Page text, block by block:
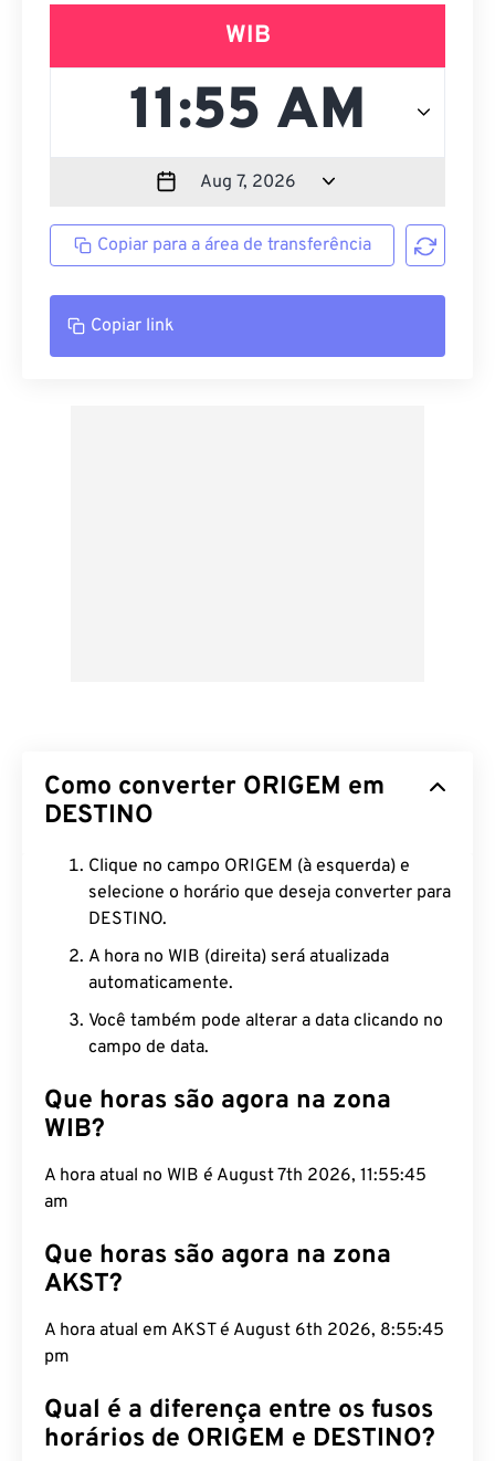
WIB
Copiar para a área de transferência
Copiar link
Como converter ORIGEM em
DESTINO
Clique no campo ORIGEM (à esquerda) e
selecione o horário que deseja converter para
DESTINO.
A hora no WIB (direita) será atualizada
automaticamente.
Você também pode alterar a data clicando no
campo de data.
Que horas são agora na zona
WIB?
A hora atual no WIB é August 7th 2026, 11:55:46
am
Que horas são agora na zona
AKST?
A hora atual em AKST é August 6th 2026, 8:55:46
pm
Qual é a diferença entre os fusos
horários de ORIGEM e DESTINO?